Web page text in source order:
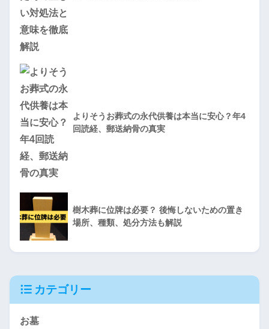
よりそうお葬式の永代供養は本当に安心？年4
回読経、郵送納骨の真実
樹木葬に位牌は必要？ 後悔しないための置き
場所、種類、処分方法も解説
カテゴリー
お墓